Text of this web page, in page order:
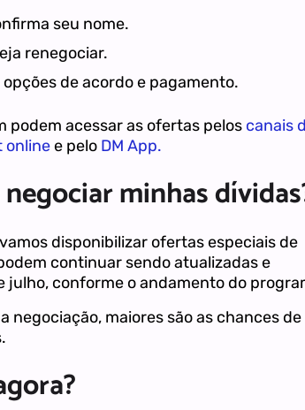
seu nome.
renegociar.
de acordo e pagamento.
podem acessar as ofertas pelos canais
onlinee pelo DM App.
minhas
disponibilizar ofertas especiais de
continuar sendo atualizadas e
julho, conforme o andamento do
negociação, maiores são as chances de